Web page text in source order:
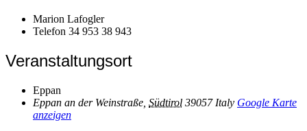
Marion Lafogler
Telefon 34 953 38 943
Veranstaltungsort
Eppan
Eppan an der Weinstraße Südtirol 39057 Italy Google Karte
anzeigen